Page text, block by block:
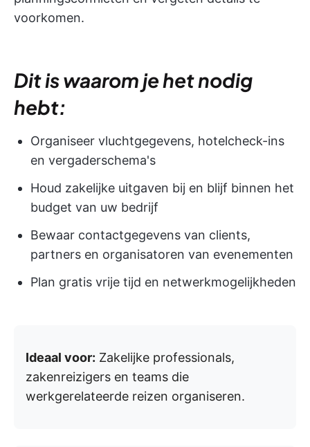
voorkomen.
Dit is waarom je het nodig
hebt:
Organiseer vluchtgegevens, hotelcheck-ins
en vergaderschema's
Houd zakelijke uitgaven bij en blijf binnen het
budget van uw bedrijf
Bewaar contactgegevens van clients,
partners en organisatoren van evenementen
Plan gratis vrije tijd en netwerkmogelijkheden
Ideaal voor: Zakelijke professionals,
zakenreizigers en teams die
werkgerelateerde reizen organiseren.